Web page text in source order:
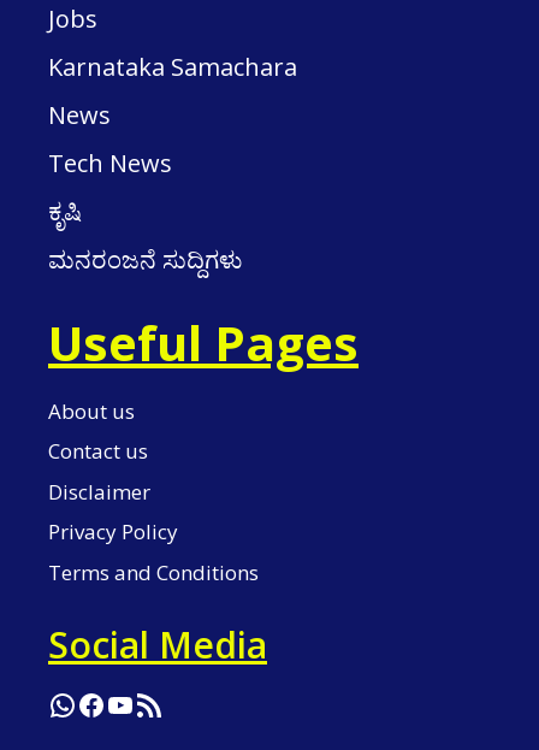
Jobs
Karnataka Samachara
News
Tech News
ಕೃಷಿ
ಮನರಂಜನೆ ಸುದ್ದಿಗಳು
Useful Pages
About us
Contact us
Disclaimer
Privacy Policy
Terms and Conditions
Social Media
WhatsApp
Facebook
YouTube
RSS Feed